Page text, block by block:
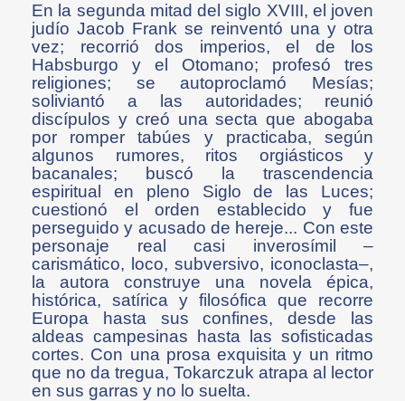
En la segunda mitad del siglo XVIII, el joven
judío Jacob Frank se reinventó una y otra
vez; recorrió dos imperios, el de los
Habsburgo y el Otomano; profesó tres
religiones; se autoproclamó Mesías;
soliviantó a las autoridades; reunió
discípulos y creó una secta que abogaba
por romper tabúes y practicaba, según
algunos rumores, ritos orgiásticos y
bacanales; buscó la trascendencia
espiritual en pleno Siglo de las Luces;
cuestionó el orden establecido y fue
perseguido y acusado de hereje... Con este
personaje real casi inverosímil –
carismático, loco, subversivo, iconoclasta–,
la autora construye una novela épica,
histórica, satírica y filosófica que recorre
Europa hasta sus confines, desde las
aldeas campesinas hasta las sofisticadas
cortes. Con una prosa exquisita y un ritmo
que no da tregua, Tokarczuk atrapa al lector
en sus garras y no lo suelta.